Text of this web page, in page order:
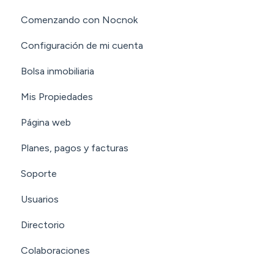
Comenzando con Nocnok
Configuración de mi cuenta
Bolsa inmobiliaria
Mis Propiedades
Página web
Planes, pagos y facturas
Soporte
Usuarios
Directorio
Colaboraciones